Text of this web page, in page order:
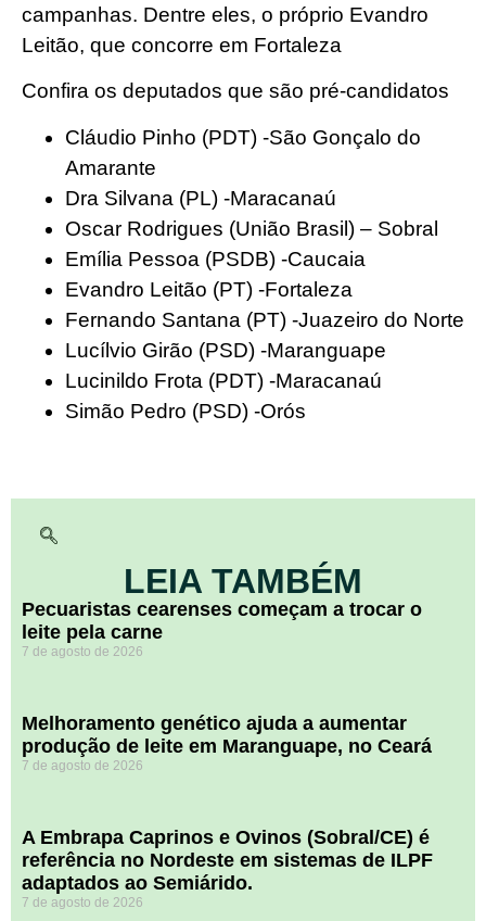
campanhas. Dentre eles, o próprio Evandro
Leitão, que concorre em Fortaleza
Confira os deputados que são pré-candidatos
Cláudio Pinho (PDT) -São Gonçalo do
Amarante
Dra Silvana (PL) -Maracanaú
Oscar Rodrigues (União Brasil) – Sobral
Emília Pessoa (PSDB) -Caucaia
Evandro Leitão (PT) -Fortaleza
Fernando Santana (PT) -Juazeiro do Norte
Lucílvio Girão (PSD) -Maranguape
Lucinildo Frota (PDT) -Maracanaú
Simão Pedro (PSD) -Orós
LEIA TAMBÉM
Pecuaristas cearenses começam a trocar o
leite pela carne
7 de agosto de 2026
Melhoramento genético ajuda a aumentar
produção de leite em Maranguape, no Ceará
7 de agosto de 2026
A Embrapa Caprinos e Ovinos (Sobral/CE) é
referência no Nordeste em sistemas de ILPF
adaptados ao Semiárido.
7 de agosto de 2026